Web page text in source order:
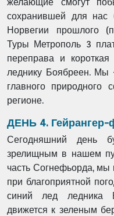
сохранившей для нас
Норвегии прошлого
Туры Метрополь 3
переправа и
леднику Боябреен. Мы
главного природного
регионе.
ДЕНЬ 4. Гейрангер-
Сегодняшний день
зрелищным в нашем
часть Согнефьорда,
при благоприятной
синий лед ледника
движется к зеленым